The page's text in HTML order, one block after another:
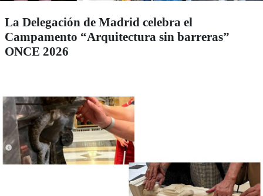
La Delegación de Madrid celebra el
Campamento “Arquitectura sin barreras”
ONCE 2026